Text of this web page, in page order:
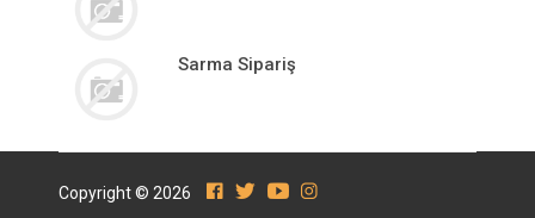
Sarma Sipariş
Copyright © 2026